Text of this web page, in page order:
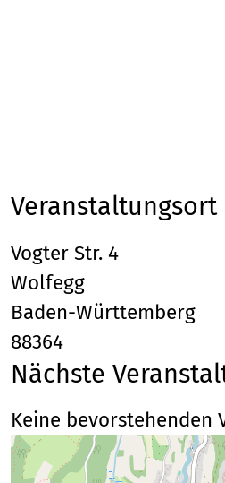
Veranstaltungsort
Vogter Str. 4
Wolfegg
Baden-Württemberg
88364
Nächste
Keine bevorstehenden